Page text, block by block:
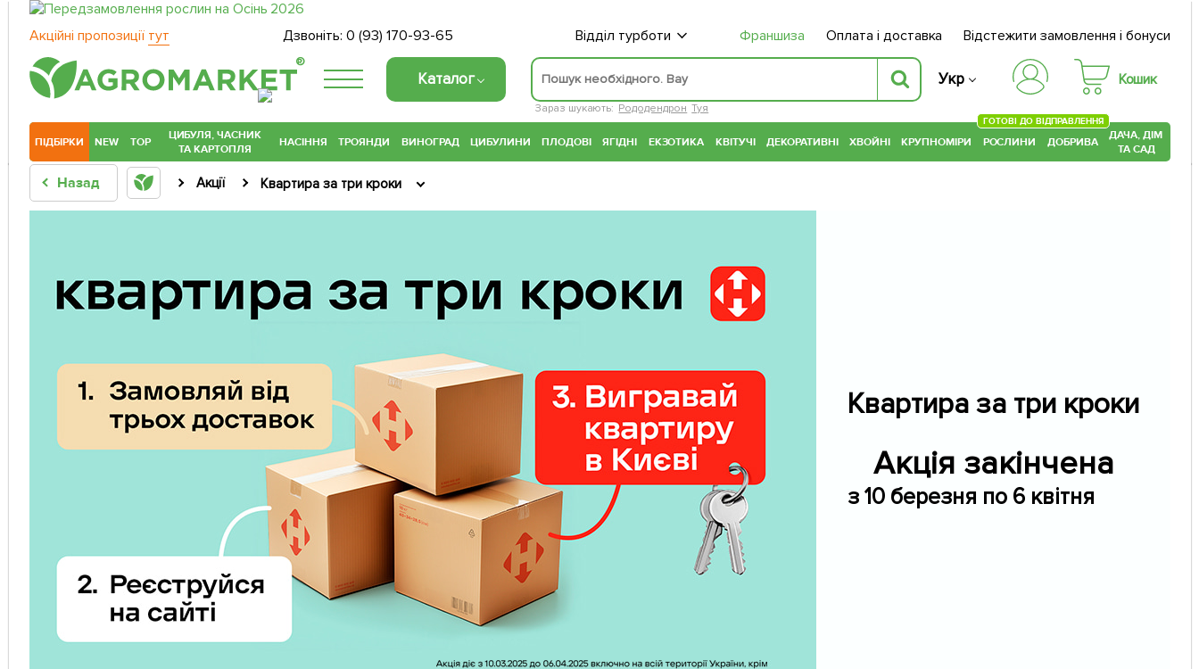
Акційні пропозиції тут Дзвоніть: 0 (93) 170-93-65 Відділ турботи Франшиза Оплата і доставка Відстежити замовлення і бонуси
®
Каталог
Зараз шукають: Рододендрон Туя
Укр Кошик
ПІДБІРКИ NEW TOP
ЦИБУЛЯ, ЧАСНИК
ТА КАРТОПЛЯ
НАСІННЯ ТРОЯНДИ ВИНОГРАД ЦИБУЛИНИ ПЛОДОВІ ЯГІДНІ ЕКЗОТИКА КВІТУЧІ ДЕКОРАТИВНІ ХВОЙНІ КРУПНОМІРИ РОСЛИНИ
ГОТОВІ ДО ВІДПРАВЛЕННЯ
ДОБРИВА
ДАЧА, ДІМ
ТА САД
Назад Акції Квартира за три кроки
Квартира за три кроки
Акція закінчена
з 10 березня по 6 квітня